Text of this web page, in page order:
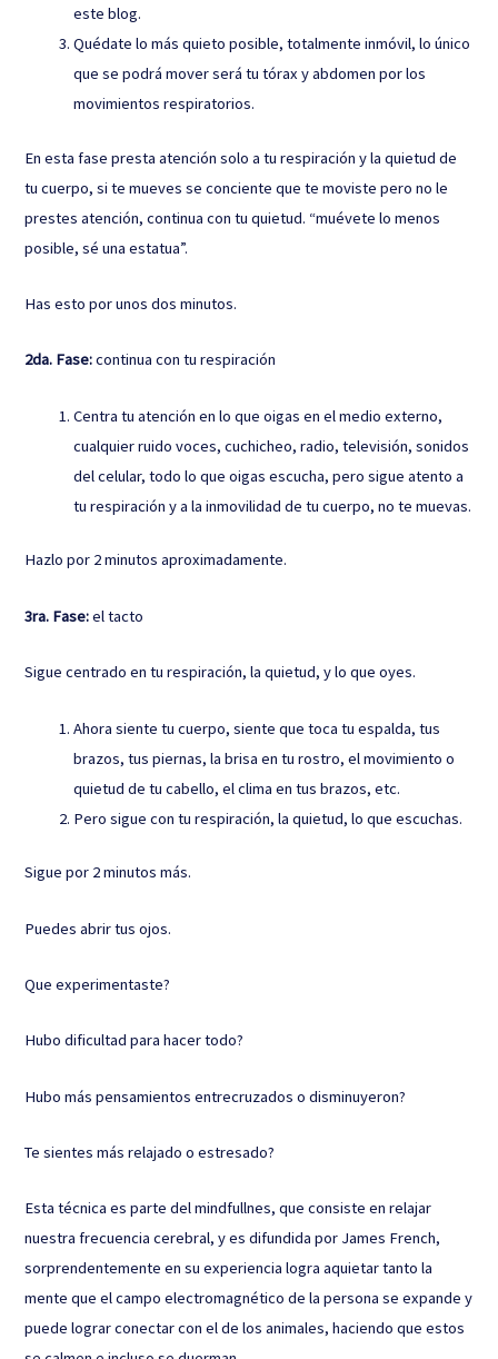
este blog.
Quédate lo más quieto posible, totalmente inmóvil, lo único
que se podrá mover será tu tórax y abdomen por los
movimientos respiratorios.
En esta fase presta atención solo a tu respiración y la quietud de
tu cuerpo, si te mueves se conciente que te moviste pero no le
prestes atención, continua con tu quietud. “muévete lo menos
posible, sé una estatua”.
Has esto por unos dos minutos.
2da. Fase:continua con tu respiración
Centra tu atención en lo que oigas en el medio externo,
cualquier ruido voces, cuchicheo, radio, televisión, sonidos
del celular, todo lo que oigas escucha, pero sigue atento a
tu respiración y a la inmovilidad de tu cuerpo, no te muevas.
Hazlo por 2 minutos aproximadamente.
3ra. Fase:el tacto
Sigue centrado en tu respiración, la quietud, y lo que oyes.
Ahora siente tu cuerpo, siente que toca tu espalda, tus
brazos, tus piernas, la brisa en tu rostro, el movimiento o
quietud de tu cabello, el clima en tus brazos, etc.
Pero sigue con tu respiración, la quietud, lo que escuchas.
Sigue por 2 minutos más.
Puedes abrir tus ojos.
Que experimentaste?
Hubo dificultad para hacer todo?
Hubo más pensamientos entrecruzados o disminuyeron?
Te sientes más relajado o estresado?
Esta técnica es parte del mindfullnes, que consiste en relajar
nuestra frecuencia cerebral, y es difundida por James French,
sorprendentemente en su experiencia logra aquietar tanto la
mente que el campo electromagnético de la persona se expande y
puede lograr conectar con el de los animales, haciendo que estos